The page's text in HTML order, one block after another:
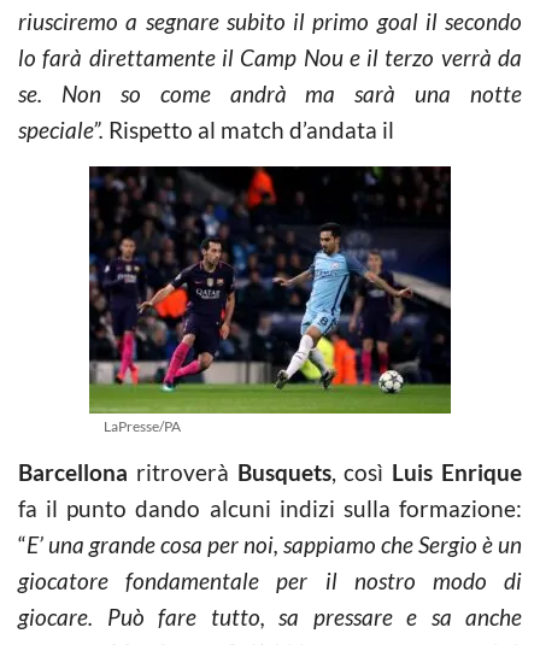
riusciremo a segnare subito il primo goal il secondo
lo farà direttamente il Camp Nou e il terzo verrà da
se. Non so come andrà ma sarà una notte
speciale”. Rispetto al match d’andata il
LaPresse/PA
Barcellona ritroverà Busquets, così Luis Enrique
fa il punto dando alcuni indizi sulla formazione:
“E’ una grande cosa per noi, sappiamo che Sergio è un
giocatore fondamentale per il nostro modo di
giocare. Può fare tutto, sa pressare e sa anche